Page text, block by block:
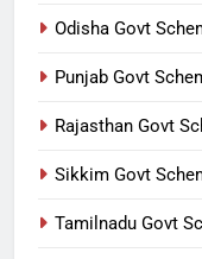
Odisha Govt
Punjab Govt
Rajasthan Govt
Sikkim Govt
Tamilnadu Govt